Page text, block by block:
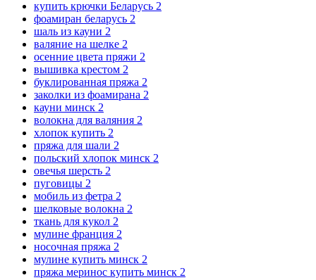
купить крючки Беларусь 2
фоамиран беларусь 2
шаль из кауни 2
валяние на шелке 2
осенние цвета пряжи 2
вышивка крестом 2
буклированная пряжа 2
заколки из фоамирана 2
кауни минск 2
волокна для валяния 2
хлопок купить 2
пряжа для шали 2
польский хлопок минск 2
овечья шерсть 2
пуговицы 2
мобиль из фетра 2
шелковые волокна 2
ткань для кукол 2
мулине франция 2
носочная пряжа 2
мулине купить минск 2
пряжа меринос купить минск 2